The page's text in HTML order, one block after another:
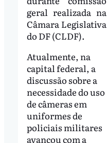
geral realizada na
Câmara Legislativa
do DF (CLDF).
Atualmente, na
capital federal, a
discussão sobre a
necessidade do uso
de câmeras em
uniformes de
policiais militares
avançou com a